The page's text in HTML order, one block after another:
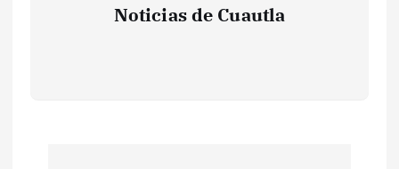
Noticias de Cuautla